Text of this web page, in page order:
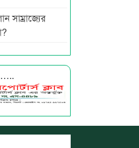
সাম্রাজ্যের